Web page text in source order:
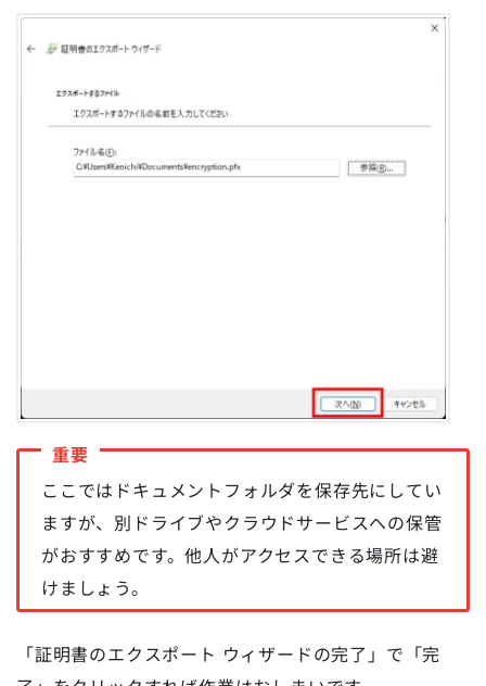
ここではドキュメントフォルダを保存先にしてい
ますが、別ドライブやクラウドサービスへの保管
がおすすめです。他人がアクセスできる場所は避
けましょう。
「証明書のエクスポート ウィザードの完了」で「完